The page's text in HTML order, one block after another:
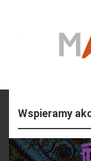
Wspieramy